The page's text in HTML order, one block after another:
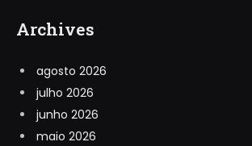
Archives
agosto 2026
julho 2026
junho 2026
maio 2026